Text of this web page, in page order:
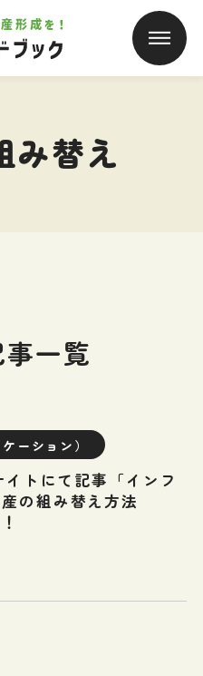
み替え
事一覧
ーション）
イトにて記事「インフ
の組み替え方法